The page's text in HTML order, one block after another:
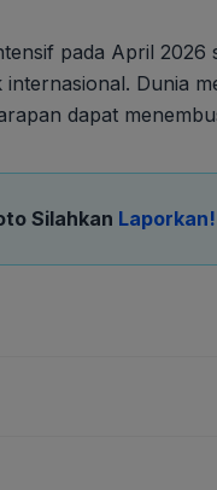
pada April
Dunia
dapat
Silahkan Laporkan!